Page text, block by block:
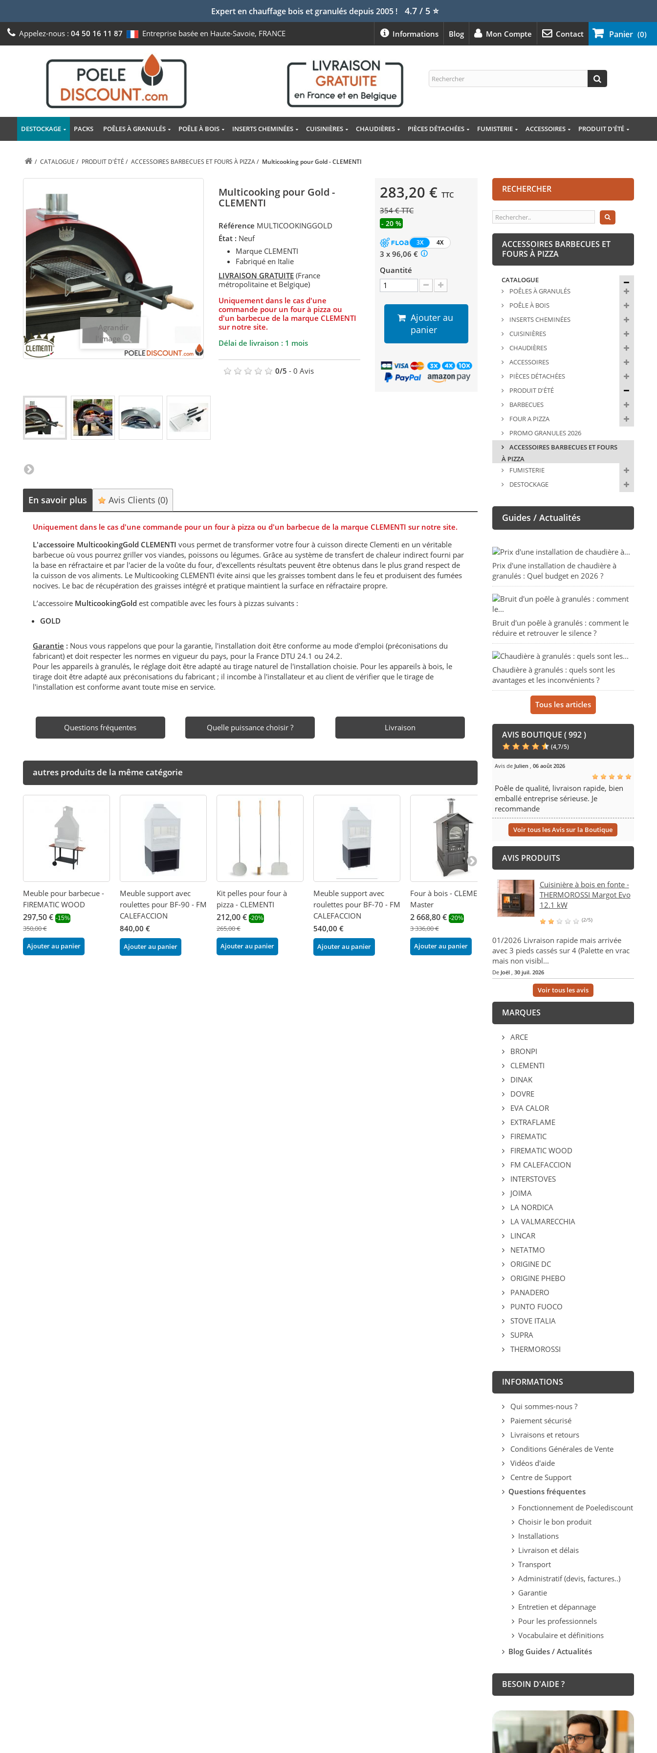
Expert en chauffage bois et granulés depuis 2005 ! 4.7 / 5⭐
Panier (0)
Appelez-nous : 04 50 16 11 87 Entreprise basée en Haute-Savoie, FRANCE Contact
Mon Compte
Blog
Informations
DESTOCKAGE PACKS POÊLES À GRANULÉS POÊLE À BOIS INSERTS CHEMINÉES CUISINIÈRES CHAUDIÈRES PIÈCES DÉTACHÉES FUMISTERIE ACCESSOIRES PRODUIT D'ÉTÉ
/ CATALOGUE / PRODUIT D'ÉTÉ / ACCESSOIRES BARBECUES ET FOURS À PIZZA/ Multicooking pour Gold - CLEMENTI
Agrandir
l'image
Multicooking pour Gold -
CLEMENTI
Référence MULTICOOKINGGOLD
État : Neuf
Marque CLEMENTI
Fabriqué en Italie
LIVRAISON GRATUITE (France
métropolitaine et Belgique)
Uniquement dans le cas d'une
commande pour un four à pizza ou
d'un barbecue de la marque CLEMENTI
sur notre site.
Délai de livraison : 1 mois
0/5 - 0 Avis
283,20 € TTC
354 € TTC
- 20 %
3X 4X
3 x 96,06 €
Quantité
Ajouter au
panier
En savoir plus Avis Clients(0)
Uniquement dans le cas d'une commande pour un four à pizza ou d'un barbecue de la marque CLEMENTI sur notre site.
L'accessoire MulticookingGold CLEMENTI vous permet de transformer votre four à cuisson directe Clementi en un véritable
barbecue où vous pourrez griller vos viandes, poissons ou légumes. Grâce au système de transfert de chaleur indirect fourni par
la base en réfractaire et par l'acier de la voûte du four, d'excellents résultats peuvent être obtenus dans le plus grand respect de
la cuisson de vos aliments. Le Multicooking CLEMENTI évite ainsi que les graisses tombent dans le feu et produisent des fumées
nocives. Le bac de récupération des graisses intégré et pratique maintient la surface en réfractaire propre.
L’accessoire MulticookingGoldest compatible avec les fours à pizzas suivants :
GOLD
Garantie : Nous vous rappelons que pour la garantie, l'installation doit être conforme au mode d'emploi (préconisations du
fabricant) et doit respecter les normes en vigueur du pays, pour la France DTU 24.1 ou 24.2.
Pour les appareils à granulés, le réglage doit être adapté au tirage naturel de l'installation choisie. Pour les appareils à bois, le
tirage doit être adapté aux préconisations du fabricant ; il incombe à l'installateur et au client de vérifier que le tirage de
l'installation est conforme avant toute mise en service.
Questions fréquentes Quelle puissance choisir ? Livraison
autres produits de la même catégorie
Meuble pour barbecue -
FIREMATIC WOOD
297,50 € -15%
350,00 €
Ajouter au panier
Meuble support avec
roulettes pour BF-90 - FM
CALEFACCION
840,00 €
Ajouter au panier
Kit pelles pour four à
pizza - CLEMENTI
212,00 € -20%
265,00 €
Ajouter au panier
Meuble support avec
roulettes pour BF-70 - FM
CALEFACCION
540,00 €
Ajouter au panier
Four à bois - CLEMENTI
Master
2 668,80 € -20%
3 336,00 €
Ajouter au panier
Système relevable - BF-
60 et Fusion 140 - FM
CALEFACCION
Ajouter au panier
Plaque de
RECHERCHER
ACCESSOIRES BARBECUES ET
FOURS À PIZZA
CATALOGUE
POÊLES À GRANULÉS
POÊLE À BOIS
INSERTS CHEMINÉES
CUISINIÈRES
CHAUDIÈRES
ACCESSOIRES
PIÈCES DÉTACHÉES
PRODUIT D'ÉTÉ
BARBECUES
FOUR A PIZZA
PROMO GRANULES 2026
ACCESSOIRES BARBECUES ET FOURS
À PIZZA
FUMISTERIE
DESTOCKAGE
Guides / Actualités
Prix d'une installation de chaudière à
granulés : Quel budget en 2026 ?
Bruit d'un poêle à granulés : comment le
réduire et retrouver le silence ?
Chaudière à granulés : quels sont les
avantages et les inconvénients ?
Tous les articles
AVIS BOUTIQUE ( 992 )
(4,7/5)
Avis de Julien, 06 août 2026
Poêle de qualité, livraison rapide, bien
emballé entreprise sérieuse. Je
recommande
Voir tous les Avis sur la Boutique
AVIS PRODUITS
Cuisinière à bois en fonte -
THERMOROSSI Margot Evo
12.1 kW
(2/5)
01/2026 Livraison rapide mais arrivée
avec 3 pieds cassés sur 4 (Palette en vrac
mais non visibl...
De Joël, 30 juil. 2026
Voir tous les avis
MARQUES
ARCE
BRONPI
CLEMENTI
DINAK
DOVRE
EVA CALOR
EXTRAFLAME
FIREMATIC
FIREMATIC WOOD
FM CALEFACCION
INTERSTOVES
JOIMA
LA NORDICA
LA VALMARECCHIA
LINCAR
NETATMO
ORIGINE DC
ORIGINE PHEBO
PANADERO
PUNTO FUOCO
STOVE ITALIA
SUPRA
THERMOROSSI
INFORMATIONS
Qui sommes-nous ?
Paiement sécurisé
Livraisons et retours
Conditions Générales de Vente
Vidéos d'aide
Centre de Support
Questions fréquentes
Fonctionnement de Poelediscount
Choisir le bon produit
Installations
Livraison et délais
Transport
Administratif (devis, factures..)
Garantie
Entretien et dépannage
Pour les professionnels
Vocabulaire et définitions
Blog Guides / Actualités
BESOIN D'AIDE ?